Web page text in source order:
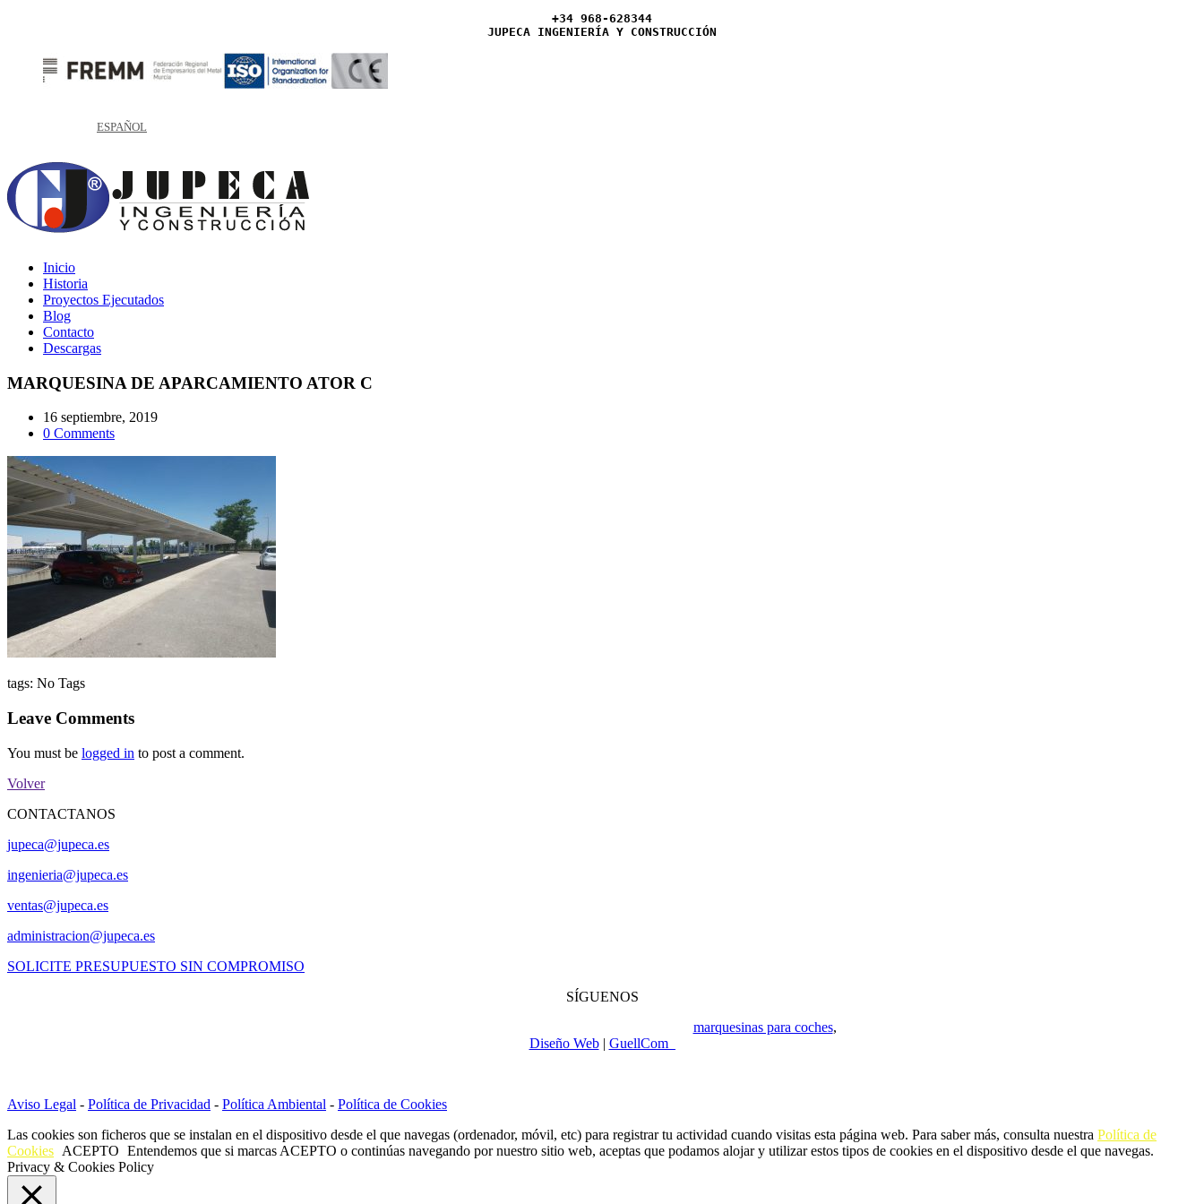
+34 968-628344
JUPECA INGENIERÍA Y CONSTRUCCIÓN
ESPAÑOL
Inicio
Historia
Proyectos Ejecutados
Blog
Contacto
Descargas
MARQUESINA DE APARCAMIENTO ATOR C
16 septiembre, 2019
0 Comments
tags: No Tags
Leave Comments
You must be logged in to post a comment.
Volver
CONTACTANOS
jupeca@jupeca.es
ingenieria@jupeca.es
ventas@jupeca.es
administracion@jupeca.es
SOLICITE PRESUPUESTO SIN COMPROMISO
SÍGUENOS
marquesinas para coches,
Diseño Web| GuellCom_
Aviso Legal - Política de Privacidad - Política Ambiental - Política de Cookies
Las cookies son ficheros que se instalan en el dispositivo desde el que navegas (ordenador, móvil, etc) para registrar tu actividad cuando visitas esta página web. Para saber más, consulta nuestra Política de
Cookies ACEPTO Entendemos que si marcas ACEPTO o continúas navegando por nuestro sitio web, aceptas que podamos alojar y utilizar estos tipos de cookies en el dispositivo desde el que navegas.
Privacy & Cookies Policy